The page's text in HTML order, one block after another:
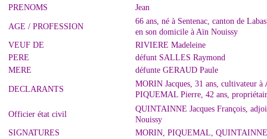
PRENOMS
Jean
AGE / PROFESSION
66 ans, né à Sentenac, canton de
en son domicile à Aïn Nouissy
VEUF DE
RIVIERE Madeleine
PERE
défunt SALLES Raymond
MERE
défunte GERAUD Paule
DECLARANTS
MORIN Jacques, 31 ans, cultivateur à
PIQUEMAL Pierre, 42 ans,
Officier état civil
QUINTAINNE Jacques François,
Nouissy
SIGNATURES
MORIN, PIQUEMAL, QUINTAINNE